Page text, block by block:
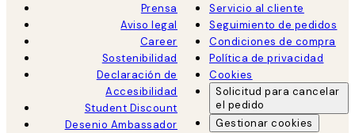
Prensa
Aviso legal
Career
Sostenibilidad
Declaración de
Accesibilidad
Student Discount
Desenio Ambassador
Servicio al cliente
Seguimiento de pedidos
Condiciones de compra
Política de privacidad
Cookies
Solicitud para cancelar
el pedido
Gestionar cookies